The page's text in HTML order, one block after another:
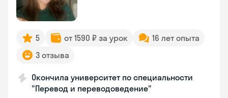
5 от 1590 ₽ за урок
16 лет опыта
3 отзыва
Окончила университет по специальности
"Перевод и переводоведение"